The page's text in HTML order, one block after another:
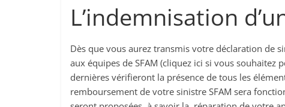
L’indemnisation
Dès que vous aurez transmis votre déclaration de
aux équipes de SFAM (cliquez ici si vous souhaitez
dernières vérifieront la présence de tous les
remboursement de votre sinistre SFAM sera